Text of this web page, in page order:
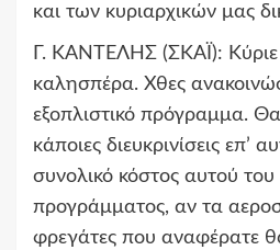
και των κυριαρχικών μας
Γ. ΚΑΝΤΕΛΗΣ (ΣΚΑΪ):
καλησπέρα. Χθες
εξοπλιστικό πρόγραμμα.
κάποιες διευκρινίσεις επ’
συνολικό κόστος αυτού του
προγράμματος, αν τα
φρεγάτες που αναφέρατε